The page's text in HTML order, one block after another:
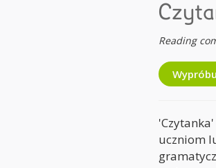
Reading
uczniom